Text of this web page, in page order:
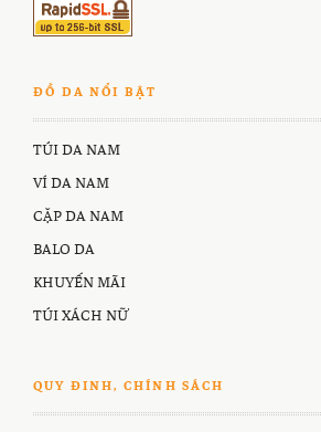
ĐỒ DA NỔI BẬT
TÚI DA NAM
VÍ DA NAM
CẶP DA NAM
BALO DA
KHUYẾN MÃI
TÚI XÁCH NỮ
QUY ĐINH, CHÍNH SÁCH